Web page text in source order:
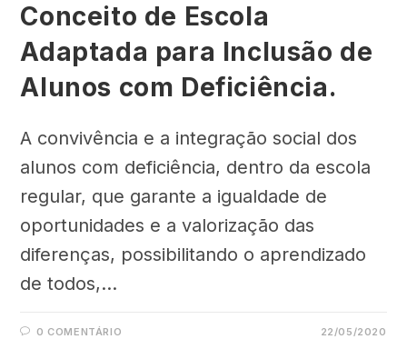
Conceito de Escola
Adaptada para Inclusão de
Alunos com Deficiência.
A convivência e a integração social dos
alunos com deficiência, dentro da escola
regular, que garante a igualdade de
oportunidades e a valorização das
diferenças, possibilitando o aprendizado
de todos,…
0 COMENTÁRIO 22/05/2020